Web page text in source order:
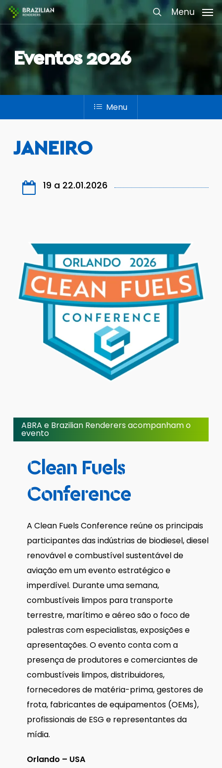
Skip
to
main
content
search
Menu
Eventos 2026
Menu
JANEIRO
19 a 22.01.2026
ABRA e Brazilian Renderers acompanham o
evento
Clean Fuels
Conference
A Clean Fuels Conference reúne os principais
participantes das indústrias de biodiesel, diesel
renovável e combustível sustentável de
aviação em um evento estratégico e
imperdível. Durante uma semana,
combustíveis limpos para transporte
terrestre, marítimo e aéreo são o foco de
palestras com especialistas, exposições e
apresentações. O evento conta com a
presença de produtores e comerciantes de
combustíveis limpos, distribuidores,
fornecedores de matéria-prima, gestores de
frota, fabricantes de equipamentos (OEMs),
profissionais de ESG e representantes da
mídia.
Orlando – USA
Menu